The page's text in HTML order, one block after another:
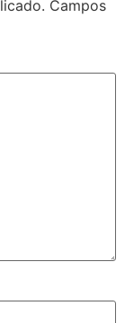
Campos